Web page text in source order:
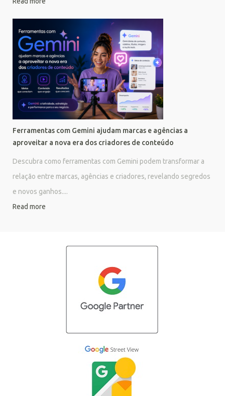
Ferramentas com Gemini ajudam marcas e agências a
aproveitar a nova era dos criadores de conteúdo
Descubra como ferramentas com Gemini podem transformar a
relação entre marcas, agências e criadores, revelando segredos
e novos ganhos....
Read more